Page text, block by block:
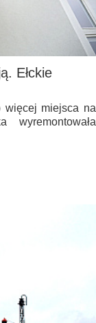
Ełckie
więcej miejsca na
wyremontowała